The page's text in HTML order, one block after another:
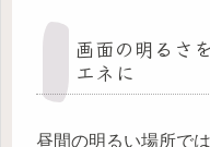
画面の明るさ
エネに
昼間の明るい場所で